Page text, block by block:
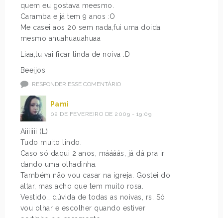
quem eu gostava meesmo.
Caramba e já tem 9 anos :O
Me casei aos 20 sem nada,fui uma doida
mesmo ahuahuauahuaa
Liaa,tu vai ficar linda de noiva :D
Beeijos
RESPONDER ESSE COMENTÁRIO
Pami
02 DE FEVEREIRO DE 2009 - 19:09
Aiiiiiii (L)
Tudo muito lindo.
Caso só daqui 2 anos, máááás, já dá pra ir
dando uma olhadinha.
Também não vou casar na igreja. Gostei do
altar, mas acho que tem muito rosa.
Vestido… dúvida de todas as noivas, rs. Só
vou olhar e escolher quando estiver